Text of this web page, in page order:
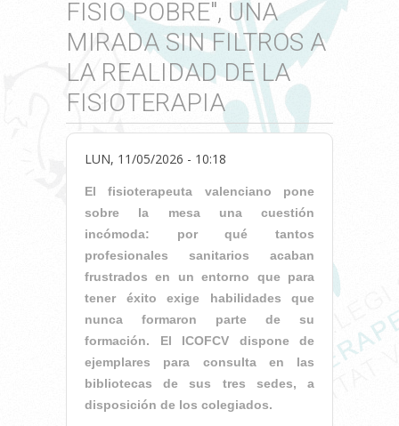
FISIO POBRE", UNA
MIRADA SIN FILTROS A
LA REALIDAD DE LA
FISIOTERAPIA
LUN, 11/05/2026 - 10:18
El fisioterapeuta valenciano pone
sobre la mesa una cuestión
incómoda: por qué tantos
profesionales sanitarios acaban
frustrados en un entorno que para
tener éxito exige habilidades que
nunca formaron parte de su
formación. El ICOFCV dispone de
ejemplares para consulta en las
bibliotecas de sus tres sedes, a
disposición de los colegiados.